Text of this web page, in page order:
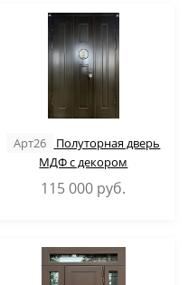
Арт26
Полуторная дверь
МДФ с декором
115 000 руб.